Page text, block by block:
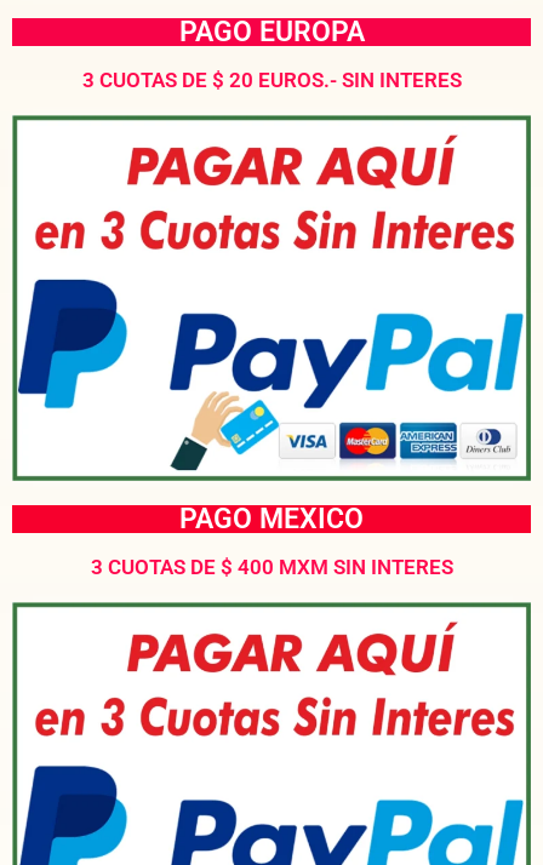
PAGO EUROPA
3 CUOTAS DE $ 20 EUROS.- SIN INTERES
PAGO MEXICO
3 CUOTAS DE $ 400 MXM SIN INTERES